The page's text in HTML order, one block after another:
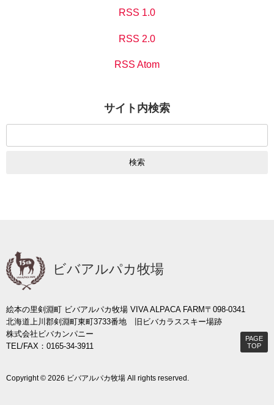
RSS 1.0
RSS 2.0
RSS Atom
サイト内検索
ビバアルパカ牧場
絵本の里剣淵町 ビバアルパカ牧場 VIVA ALPACA FARM〒098-0341
北海道上川郡剣淵町東町3733番地 旧ビバカラススキー場跡
株式会社ビバカンパニー
TEL/FAX：0165-34-3911
Copyright © 2026 ビバアルパカ牧場 All rights reserved.
PAGE
TOP